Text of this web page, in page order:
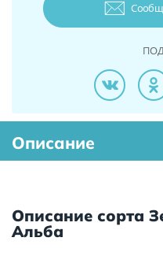
Описание
Описание сорта
Альба